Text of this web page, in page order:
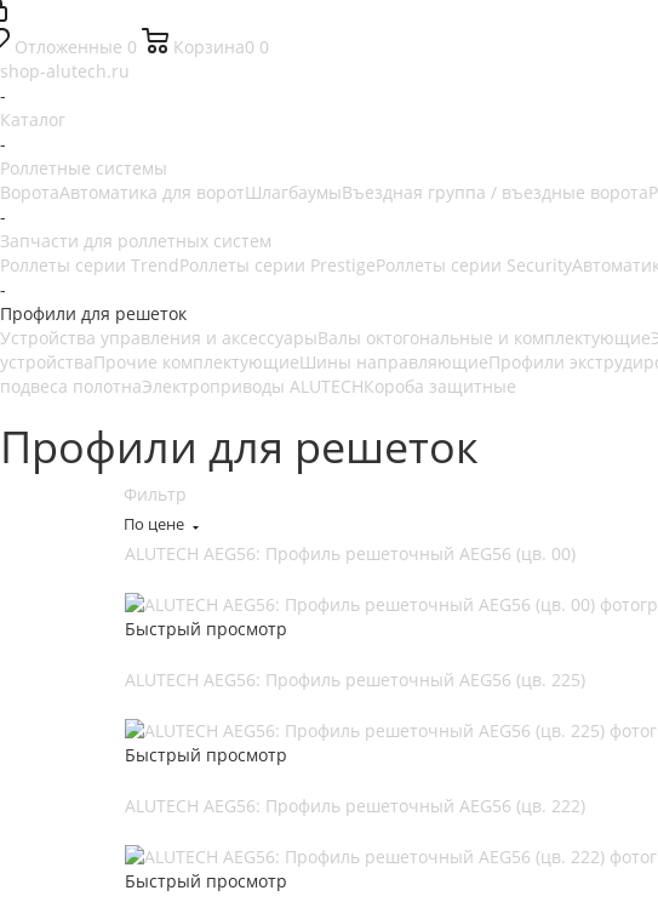
Отложенные 0 Корзина0 0
shop-alutech.ru
-
Каталог
-
Роллетные системы
ВоротаАвтоматика для воротШлагбаумыВъездная группа / въездные ворота
-
Запчасти для роллетных систем
Роллеты серии TrendРоллеты серии PrestigeРоллеты серии Security
-
Профили для решеток
Устройства управления и аксессуарыВалы октогональные и комплектующие
устройстваПрочие комплектующиеШины направляющиеПрофили
подвеса полотнаЭлектроприводы ALUTECHКороба защитные
Профили для решеток
Фильтр
По цене
ALUTECH AEG56: Профиль решеточный AEG56 (цв. 00)
Быстрый просмотр
ALUTECH AEG56: Профиль решеточный AEG56 (цв. 225)
Быстрый просмотр
ALUTECH AEG56: Профиль решеточный AEG56 (цв. 222)
Быстрый просмотр